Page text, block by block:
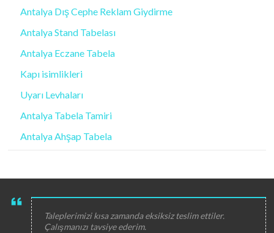
Antalya Dış Cephe Reklam Giydirme
Antalya Stand Tabelası
Antalya Eczane Tabela
Kapı isimlikleri
Uyarı Levhaları
Antalya Tabela Tamiri
Antalya Ahşap Tabela
Taleplerimizi kısa zamanda eksiksiz teslim ettiler.
Çalışmanızı tavsiye ederim.